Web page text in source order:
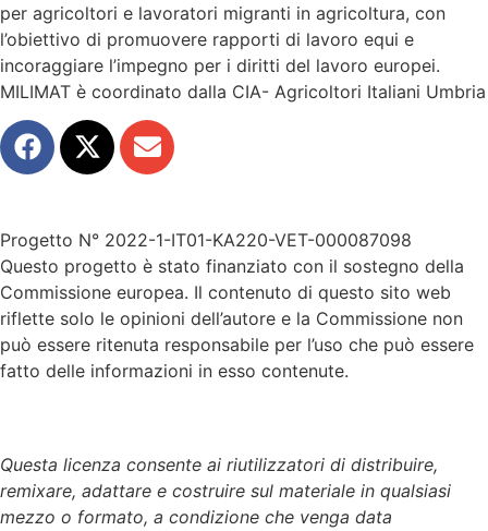
per agricoltori e lavoratori migranti in agricoltura, con
l’obiettivo di promuovere rapporti di lavoro equi e
incoraggiare l’impegno per i diritti del lavoro europei.
MILIMAT è coordinato dalla CIA- Agricoltori Italiani Umbria
Progetto N° 2022-1-IT01-KA220-VET-000087098
Questo progetto è stato finanziato con il sostegno della
Commissione europea. Il contenuto di questo sito web
riflette solo le opinioni dell’autore e la Commissione non
può essere ritenuta responsabile per l’uso che può essere
fatto delle informazioni in esso contenute.
Questa licenza consente ai riutilizzatori di distribuire,
remixare, adattare e costruire sul materiale in qualsiasi
mezzo o formato, a condizione che venga data